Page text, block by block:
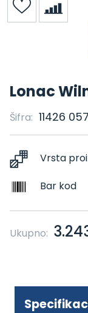
Lonac
Šifra: 11426
Vrsta
Bar kod
Ukupno: